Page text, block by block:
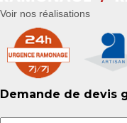
Voir nos réalisations
Demande de devis